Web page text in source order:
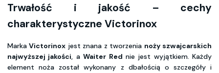
Trwałość i jakość – cechy
charakterystyczne Victorinox
MarkaVictorinox jest znana z tworzenia noży szwajcarskich
najwyższej jakości, aWaiter Red nie jest wyjątkiem. Każdy
element noża został wykonany z dbałością o szczegóły i